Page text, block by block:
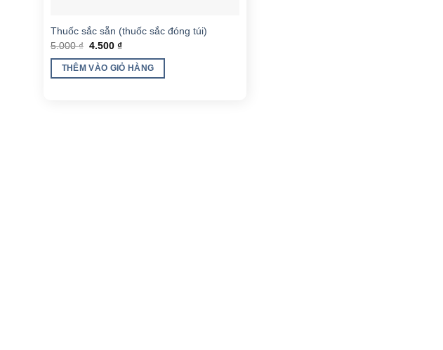
Thuốc sắc sẵn (thuốc sắc đóng túi)
5.000₫ Giá
là:
5.000 ₫.
4.500₫Giá
tại
là:
THÊM VÀO GIỎ HÀNG